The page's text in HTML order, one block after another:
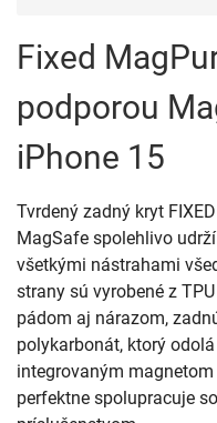
Fixed
podporou
iPhone 15
Tvrdený zadný kryt
MagSafe spolehlivo
všetkými nástrahami
strany sú vyrobené z
pádom aj nárazom,
polykarbonát, ktorý
integrovaným
perfektne spolupracuje